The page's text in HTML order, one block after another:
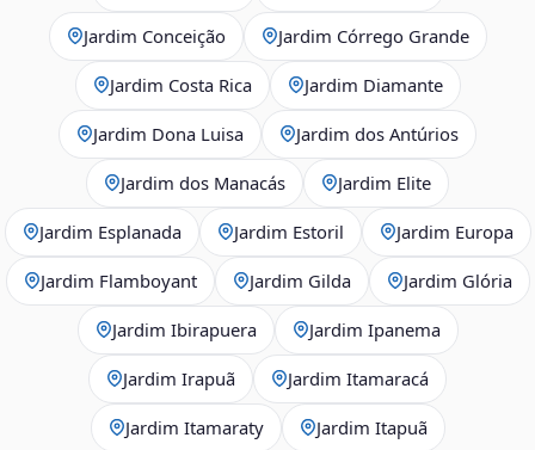
Jardim Conceição Jardim Córrego Grande
Jardim Costa Rica Jardim Diamante
Jardim Dona Luisa Jardim dos Antúrios
Jardim dos Manacás Jardim Elite
Jardim Esplanada Jardim Estoril Jardim Europa
Jardim Flamboyant Jardim Gilda Jardim Glória
Jardim Ibirapuera Jardim Ipanema
Jardim Irapuã Jardim Itamaracá
Jardim Itamaraty Jardim Itapuã